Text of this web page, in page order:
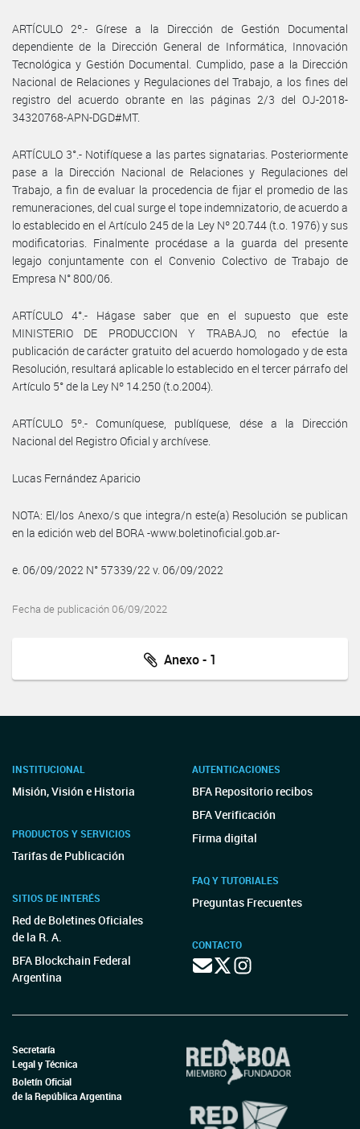
ARTÍCULO 2º.- Gírese a la Dirección de Gestión Documental
dependiente de la Dirección General de Informática, Innovación
Tecnológica y Gestión Documental. Cumplido, pase a la Dirección
Nacional de Relaciones y Regulaciones del Trabajo, a los fines del
registro del acuerdo obrante en las páginas 2/3 del OJ-2018-
34320768-APN-DGD#MT.
ARTÍCULO 3°.- Notifíquese a las partes signatarias. Posteriormente
pase a la Dirección Nacional de Relaciones y Regulaciones del
Trabajo, a fin de evaluar la procedencia de fijar el promedio de las
remuneraciones, del cual surge el tope indemnizatorio, de acuerdo a
lo establecido en el Artículo 245 de la Ley Nº 20.744 (t.o. 1976) y sus
modificatorias. Finalmente procédase a la guarda del presente
legajo conjuntamente con el Convenio Colectivo de Trabajo de
Empresa N° 800/06.
ARTÍCULO 4°.- Hágase saber que en el supuesto que este
MINISTERIO DE PRODUCCION Y TRABAJO, no efectúe la
publicación de carácter gratuito del acuerdo homologado y de esta
Resolución, resultará aplicable lo establecido en el tercer párrafo del
Artículo 5° de la Ley Nº 14.250 (t.o.2004).
ARTÍCULO 5º.- Comuníquese, publíquese, dése a la Dirección
Nacional del Registro Oficial y archívese.
Lucas Fernández Aparicio
NOTA: El/los Anexo/s que integra/n este(a) Resolución se publican
en la edición web del BORA -www.boletinoficial.gob.ar-
e. 06/09/2022 N° 57339/22 v. 06/09/2022
Fecha de publicación 06/09/2022
Anexo - 1
INSTITUCIONAL
Misión, Visión e Historia
PRODUCTOS Y SERVICIOS
Tarifas de Publicación
SITIOS DE INTERÉS
Red de Boletines Oficiales
de la R. A.
BFA Blockchain Federal
Argentina
AUTENTICACIONES
BFA Repositorio recibos
BFA Verificación
Firma digital
FAQ Y TUTORIALES
Preguntas Frecuentes
CONTACTO
Secretaría
Legal y Técnica
Boletín Oficial
de la República Argentina